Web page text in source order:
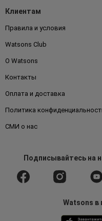
Клиентам
Правила и условия
Watsons Club
О Watsons
Контакты
Оплата и доставка
Политика
СМИ о нас
Подписывайтесьна
Watsons